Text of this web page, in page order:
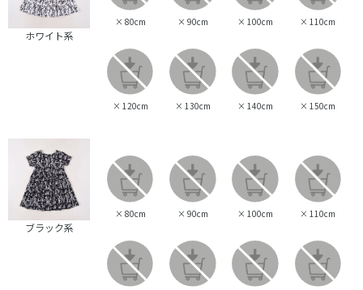
ホワイト系
× 80cm × 90cm × 100cm × 110cm
× 120cm × 130cm × 140cm × 150cm
ブラック系
× 80cm × 90cm × 100cm × 110cm